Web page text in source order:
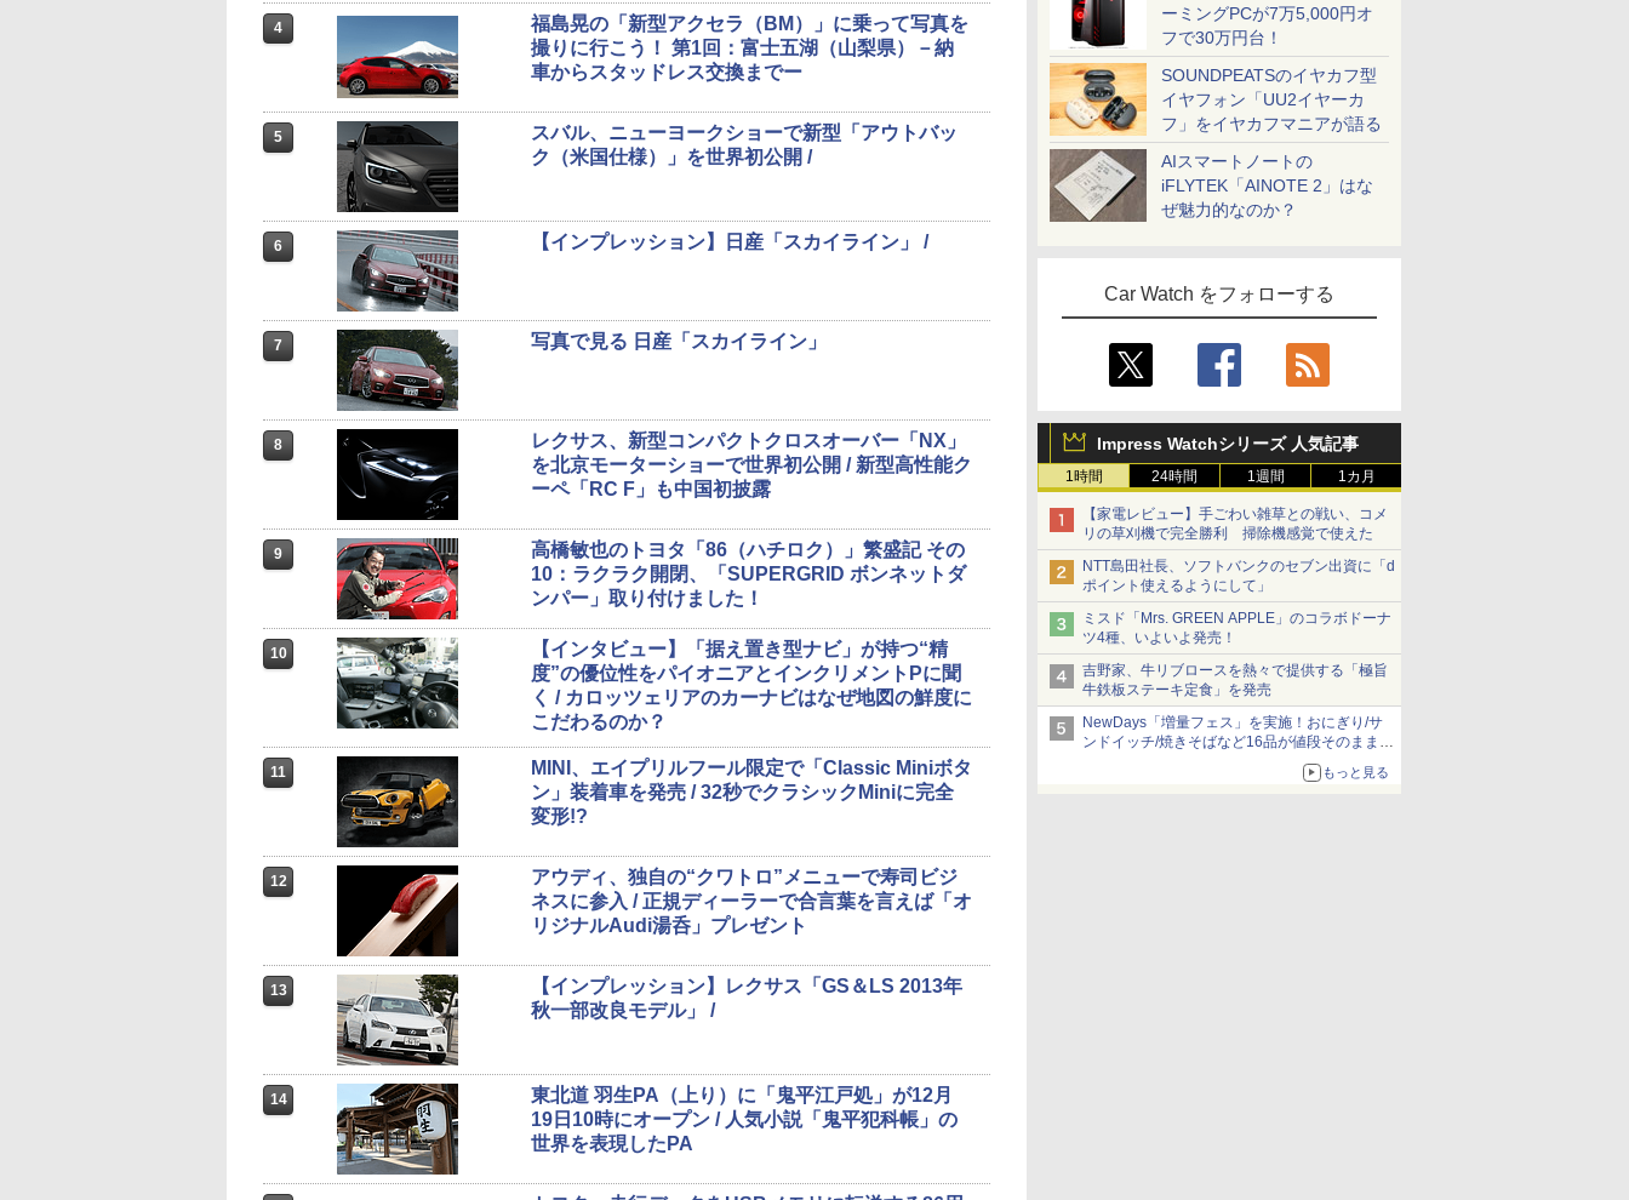
ーミングPCが7万5,000円オ
フで30万円台！
SOUNDPEATSのイヤカフ型
イヤフォン「UU2イヤーカ
フ」をイヤカフマニアが語る
AIスマートノートの
iFLYTEK「AINOTE 2」はな
ぜ魅力的なのか？
Car Watch をフォローする
Impress Watchシリーズ 人気記事
1時間 24時間 1週間 1カ月
【家電レビュー】手ごわい雑草との戦い、コメ
リの草刈機で完全勝利 掃除機感覚で使えた
NTT島田社長、ソフトバンクのセブン出資に「d
ポイント使えるようにして」
ミスド「Mrs. GREEN APPLE」のコラボドーナ
ツ4種、いよいよ発売！
吉野家、牛リブロースを熱々で提供する「極旨
牛鉄板ステーキ定食」を発売
NewDays「増量フェス」を実施！おにぎり/サ
ンドイッチ/焼きそばなど16品が値段そのままで
もっと見る
4
福島晃の「新型アクセラ（BM）」に乗って写真を
撮りに行こう！ 第1回：富士五湖（山梨県）－納
車からスタッドレス交換までー
5
スバル、ニューヨークショーで新型「アウトバッ
ク（米国仕様）」を世界初公開 /
6 【インプレッション】日産「スカイライン」 /
7 写真で見る 日産「スカイライン」
8
レクサス、新型コンパクトクロスオーバー「NX」
を北京モーターショーで世界初公開 / 新型高性能ク
ーペ「RC F」も中国初披露
9
高橋敏也のトヨタ「86（ハチロク）」繁盛記 その
10：ラクラク開閉、「SUPERGRID ボンネットダ
ンパー」取り付けました！
10
【インタビュー】「据え置き型ナビ」が持つ“精
度”の優位性をパイオニアとインクリメントPに聞
く / カロッツェリアのカーナビはなぜ地図の鮮度に
こだわるのか？
11
MINI、エイプリルフール限定で「Classic Miniボタ
ン」装着車を発売 / 32秒でクラシックMiniに完全
変形!?
12
アウディ、独自の“クワトロ”メニューで寿司ビジ
ネスに参入 / 正規ディーラーで合言葉を言えば「オ
リジナルAudi湯呑」プレゼント
13
【インプレッション】レクサス「GS＆LS 2013年
秋一部改良モデル」 /
14
東北道 羽生PA（上り）に「鬼平江戸処」が12月
19日10時にオープン / 人気小説「鬼平犯科帳」の
世界を表現したPA